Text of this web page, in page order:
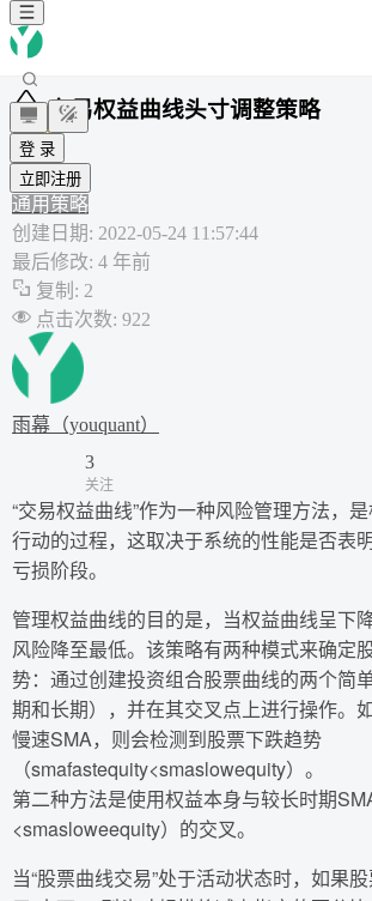
登 录
立即注册
交易权益曲线头寸调整策略
MOM
CMO
sma
通用策略
创建日期: 2022-05-24 11:57:44
最后修改: 4 年前
复制 : 2
点击次数: 922
雨幕（youquant）
3
关注
“交易权益曲线”作为一种风险管理方法，
行动的过程，这取决于系统的性能是否表
亏损阶段。
管理权益曲线的目的是，当权益曲线呈下
风险降至最低。该策略有两种模式来确定
势：通过创建投资组合股票曲线的两个简
期和长期），并在其交叉点上进行操作。
慢速SMA，则会检测到股票下跌趋势
（smafastequity<smaslowequity）。
第二种方法是使用权益本身与较长时期
<smasloweequity）的交叉。
当“股票曲线交易”处于活动状态时，如果